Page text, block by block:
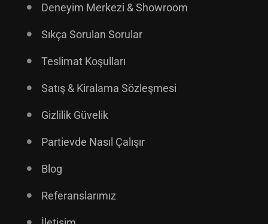
Deneyim Merkezi & Showroom
Sıkça Sorulan Sorular
Teslimat Koşulları
Satış & Kiralama Sözleşmesi
Gizlilik Güvelik
Partievde Nasıl Çalışır
Blog
Referanslarımız